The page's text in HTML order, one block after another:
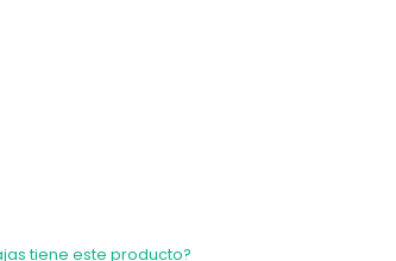
tiene este producto?